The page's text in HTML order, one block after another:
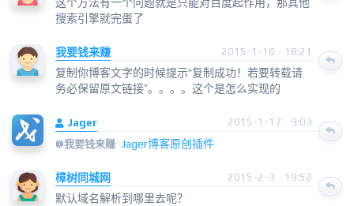
这个方法有一个问题就是只能对百度起作用，那其他
搜索引擎就完蛋了
我要钱来赚 2015-1-16 · 18:21
复制你博客文字的时候提示“复制成功！若要转载请
务必保留原文链接”。。。。这个是怎么实现的
Jager
2015-1-17 · 9:03
@我要钱来赚 Jager博客原创插件
樟树同城网 2015-2-3 · 19:52
默认域名解析到哪里去呢？